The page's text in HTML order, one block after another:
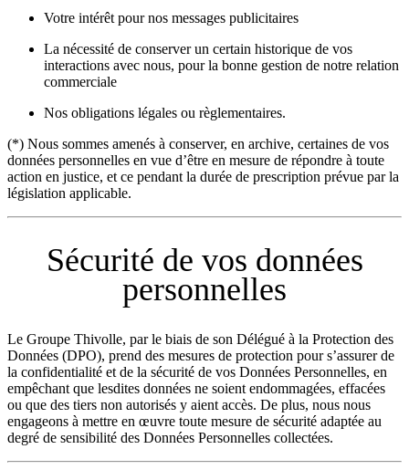
Votre intérêt pour nos messages publicitaires
La nécessité de conserver un certain historique de vos
interactions avec nous, pour la bonne gestion de notre relation
commerciale
Nos obligations légales ou règlementaires.
(*) Nous sommes amenés à conserver, en archive, certaines de vos
données personnelles en vue d’être en mesure de répondre à toute
action en justice, et ce pendant la durée de prescription prévue par la
législation applicable.
Sécurité de vos données
personnelles
Le Groupe Thivolle, par le biais de son Délégué à la Protection des
Données (DPO), prend des mesures de protection pour s’assurer de
la confidentialité et de la sécurité de vos Données Personnelles, en
empêchant que lesdites données ne soient endommagées, effacées
ou que des tiers non autorisés y aient accès. De plus, nous nous
engageons à mettre en œuvre toute mesure de sécurité adaptée au
degré de sensibilité des Données Personnelles collectées.